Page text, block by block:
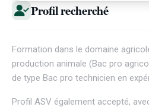
Profil recherché
Formation dans le domaine
production animale (Bac pro
de type Bac pro technicien en
Profil ASV également accepté,